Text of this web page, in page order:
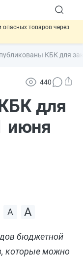
опасных товаров через
в ТК РФ#новости
ИЖС с эскроу-
трудовых и ГПХ-
КБК для
440
для
июня
бюджетной
которые можно